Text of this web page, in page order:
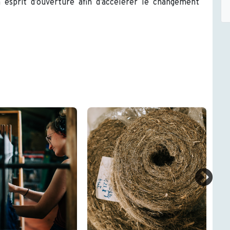
d’ouverture afin d’accélérer le changement